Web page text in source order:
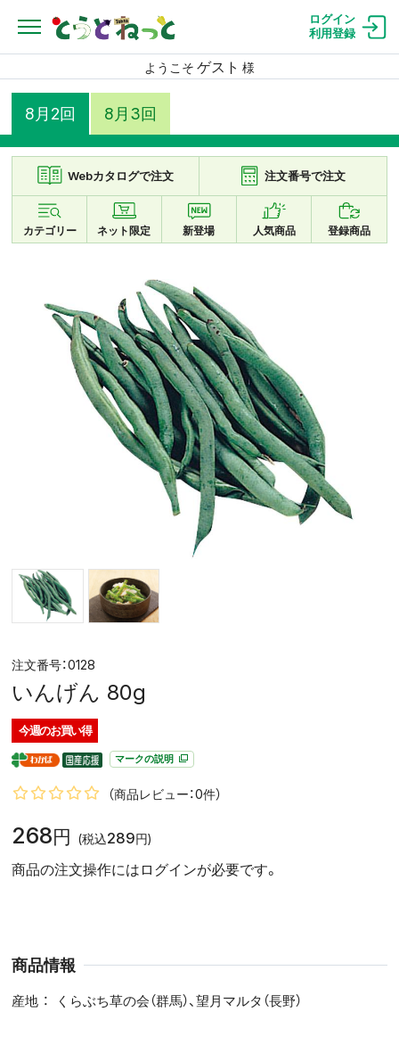
ログイン
利用登録
ようこそ ゲスト 様
8月2回 8月3回
Webカタログで注文 注文番号で注文
カテゴリー ネット限定 新登場 人気商品 登録商品
0128
いんげん 80g
今週のお買い得
マークの説明
（商品レビュー：0件）
268円 (税込289円)
商品の注文操作にはログインが必要です。
商品情報
産地 くらぶち草の会（群馬）、望月マルタ（長野）